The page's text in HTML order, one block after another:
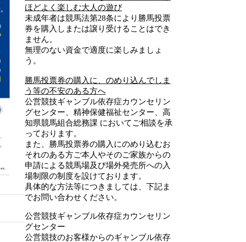
ほどよく楽しむ大人の遊び
未成年者は競馬法第28条により勝馬投票
券を購入しまたは譲り受けることはでき
ません。
無理のない資金で適度に楽しみましょ
う。
勝馬投票券の購入に、のめり込んでしま
う等の不安のある方へ
公営競技ギャンブル依存症カウンセリン
グセンター、精神保健福祉センター、高
知県競馬組合総務課 においてご相談を承
っております。
また、勝馬投票券の購入にのめり込むお
それのある方ご本人やそのご家族からの
申請による競馬場及び場外発売所への入
場制限の制度を設けております。
具体的な方法等につきましては、下記ま
でお問い合わせください。
公営競技ギャンブル依存症カウンセリン
グセンター
公営競技のお客様からのギャンブル依存